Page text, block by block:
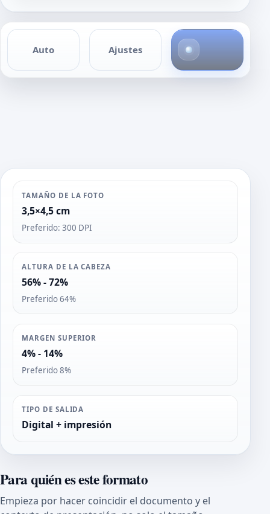
Auto Ajustes
TAMAÑO DE LA FOTO
3,5×4,5 cm
Preferido: 300 DPI
ALTURA DE LA CABEZA
56% - 72%
Preferido 64%
MARGEN SUPERIOR
4% - 14%
Preferido 8%
TIPO DE SALIDA
Digital + impresión
Para quién es este formato
Empieza por hacer coincidir el documento y el